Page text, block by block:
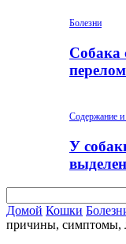
Болезни
Собака
Содержание
У
Домой Кошки
причины, симптомы,